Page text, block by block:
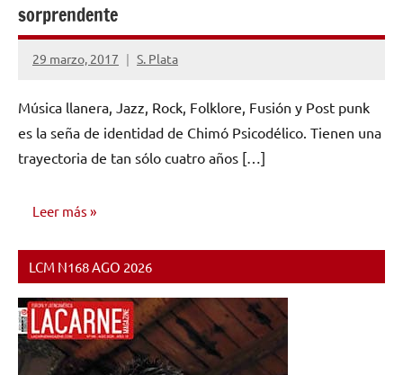
sorprendente
29 marzo, 2017 S. Plata
No
comentarios
Música llanera, Jazz, Rock, Folklore, Fusión y Post punk
es la seña de identidad de Chimó Psicodélico. Tienen una
trayectoria de tan sólo cuatro años […]
Leer más
ENTREVISTAS
LCM N168 AGO 2026